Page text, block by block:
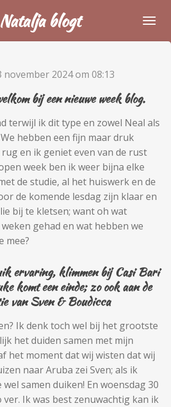
Natalja blogt
2024 om 08:13
bij een nieuwe week blog.
terwijl ik dit type en zowel Neal als
hebben een fijn maar druk
en ik geniet even van de rust
week ben ik weer bijna elke
de studie, al het huiswerk en de
de komende lesdag zijn klaar en
bij te kletsen; want oh wat
gehad en wat hebben we
mee?
ervaring, klimmen bij Casi Bari
komt een einde; zo ook aan de
van Sven & Boudicca
Ik denk toch wel bij het grootste
het duiden samen met mijn
het moment dat wij wisten dat wij
naar Aruba zei Sven; als ik
samen duiken! En woensdag 30
Ik was best zenuwachtig kan ik